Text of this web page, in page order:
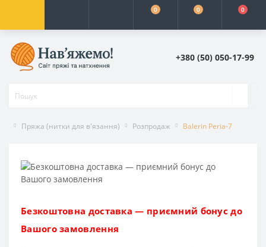
0 0 0
+380 (50) 050-17-99
Пряжа (нитки для в'язання) Розпродаж Balerin Peria-7
Безкоштовна доставка — приємний бонус до
Вашого замовлення